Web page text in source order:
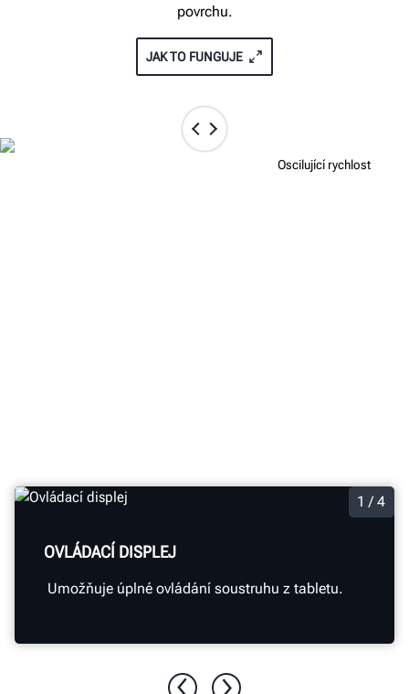
Oscilující rychlost
povrchu.
JAK TO FUNGUJE
1 / 4
OVLÁDACÍ DISPLEJ
Umožňuje úplné ovládání soustruhu z tabletu.